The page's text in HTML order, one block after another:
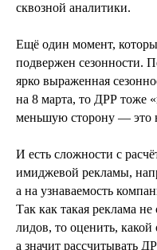
сквозной аналитики.
Ещё один момент,
подвержен сезонности.
ярко выраженная
на 8 марта, то ДРР тоже
меньшую сторону — это
И есть сложности с
имиджевой рекламы,
а на узнаваемость
Так как такая реклама
лидов, то оценить,
а значит рассчитывать